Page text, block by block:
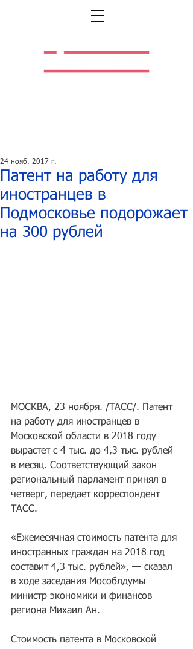
Патент на работу для
иностранцев в
Подмосковье подорожает
на 300 рублей
24 нояб. 2017 г.
МОСКВА, 23 ноября. /ТАСС/. Патент
на работу для иностранцев в
Московской области в 2018 году
вырастет с 4 тыс. до 4,3 тыс. рублей
в месяц. Соответствующий закон
региональный парламент принял в
четверг, передает корреспондент
ТАСС.
«Ежемесячная стоимость патента для
иностранных граждан на 2018 год
составит 4,3 тыс. рублей», — сказал
в ходе заседания Мособлдумы
министр экономики и финансов
региона Михаил Ан.
Стоимость патента в Московской